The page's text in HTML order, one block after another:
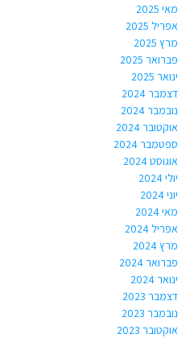
מאי 2025
אפריל 2025
מרץ 2025
פברואר 2025
ינואר 2025
דצמבר 2024
נובמבר 2024
אוקטובר 2024
ספטמבר 2024
אוגוסט 2024
יולי 2024
יוני 2024
מאי 2024
אפריל 2024
מרץ 2024
פברואר 2024
ינואר 2024
דצמבר 2023
נובמבר 2023
אוקטובר 2023